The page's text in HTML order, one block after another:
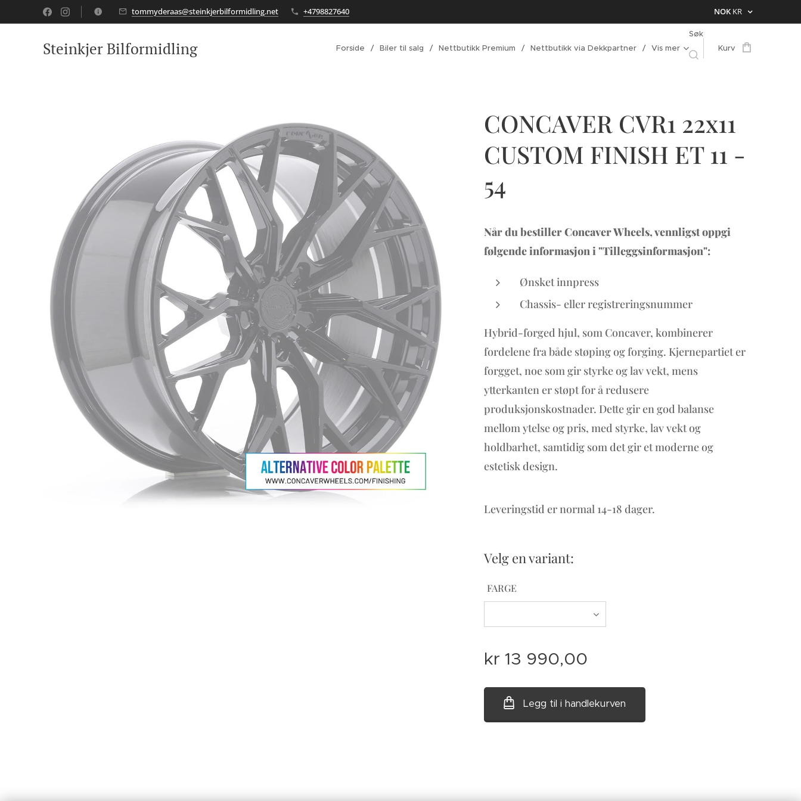
tommyderaas@steinkjerbilformidling.net +4798827640 NOK KR
Steinkjer Bilformidling Forside Biler til salg Nettbutikk Premium Nettbutikk via Dekkpartner Vis mer
Søk
Kurv
CONCAVER CVR1 22x11
CUSTOM FINISH ET 11 -
54
Når du bestiller Concaver Wheels, vennligst oppgi
følgende informasjon i "Tilleggsinformasjon":
Ønsket innpress
Chassis- eller registreringsnummer
Hybrid-forged hjul, som Concaver, kombinerer
fordelene fra både støping og forging. Kjernepartiet er
forgget, noe som gir styrke og lav vekt, mens
ytterkanten er støpt for å redusere
produksjonskostnader. Dette gir en god balanse
mellom ytelse og pris, med styrke, lav vekt og
holdbarhet, samtidig som det gir et moderne og
estetisk design.
Leveringstid er normal 14-18 dager.
Velg en variant:
FARGE
kr 13 990,00
Legg til i handlekurven